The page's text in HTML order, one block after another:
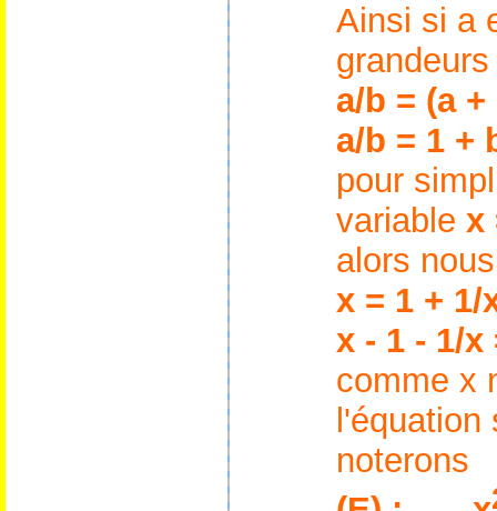
Ainsi si a
a/b = (a +
a/b = 1 +
pour
variable x
alors
x = 1 + 1/
x - 1 - 1/x
comme x
noterons